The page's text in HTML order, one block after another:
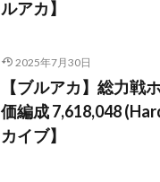
ルアカ】
2025年7月30日
【ブルアカ】総力戦
価編成 7,618,048
カイブ】